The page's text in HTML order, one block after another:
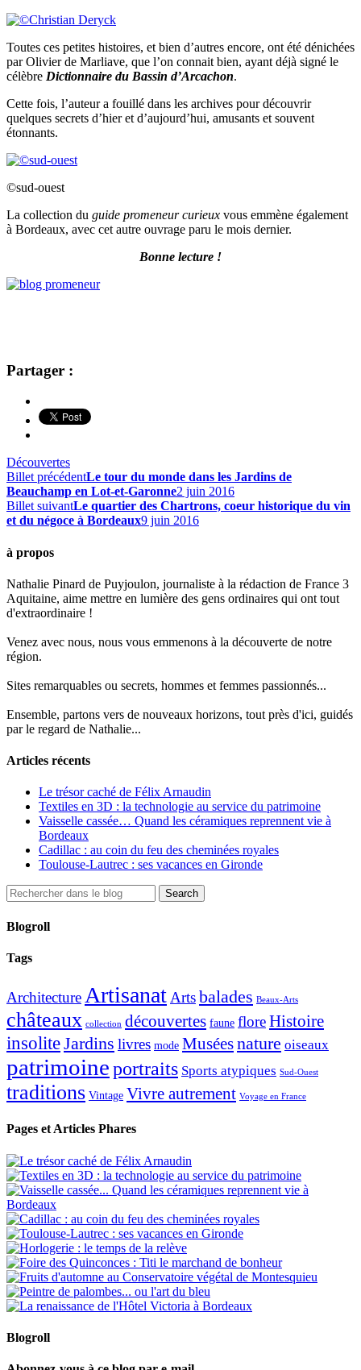
Toutes ces petites histoires, et bien d’autres encore, ont été dénichées
par Olivier de Marliave, que l’on connait bien, ayant déjà signé le
célèbre Dictionnaire du Bassin d’Arcachon.
Cette fois, l’auteur a fouillé dans les archives pour découvrir
quelques secrets d’hier et d’aujourd’hui, amusants et souvent
étonnants.
©sud-ouest
La collection du guide promeneur curieux vous emmène également
à Bordeaux, avec cet autre ouvrage paru le mois dernier.
Bonne lecture !
Partager :
Découvertes
Billet précédentLe tour du monde dans les Jardins de
Beauchamp en Lot-et-Garonne2 juin 2016
Billet suivantLe quartier des Chartrons, coeur historique du vin
et du négoce à Bordeaux9 juin 2016
à propos
Nathalie Pinard de Puyjoulon, journaliste à la rédaction de France 3
Aquitaine, aime mettre en lumière des gens ordinaires qui ont tout
d'extraordinaire !
Venez avec nous, nous vous emmenons à la découverte de notre
région.
Sites remarquables ou secrets, hommes et femmes passionnés...
Ensemble, partons vers de nouveaux horizons, tout près d'ici, guidés
par le regard de Nathalie...
Articles récents
Le trésor caché de Félix Arnaudin
Textiles en 3D : la technologie au service du patrimoine
Vaisselle cassée… Quand les céramiques reprennent vie à
Bordeaux
Cadillac : au coin du feu des cheminées royales
Toulouse-Lautrec : ses vacances en Gironde
Blogroll
Tags
Architecture Artisanat Artsbalades Beaux-Arts
châteaux collection découvertes faune floreHistoire
insoliteJardins livres mode Muséesnature oiseaux
patrimoineportraits Sports atypiques Sud-Ouest
traditions Vintage Vivre autrement Voyage en France
Pages et Articles Phares
Blogroll